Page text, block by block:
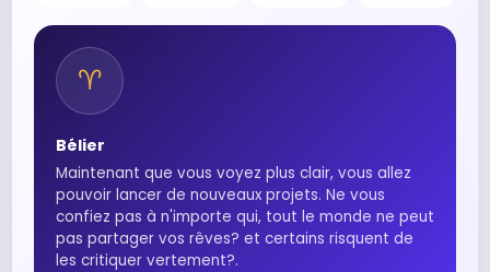
♈︎
Bélier
Maintenant que vous voyez plus clair, vous allez
pouvoir lancer de nouveaux projets. Ne vous
confiez pas à n'importe qui, tout le monde ne peut
pas partager vos rêves? et certains risquent de
les critiquer vertement?.